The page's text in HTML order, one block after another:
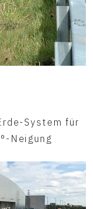
System für
Neigung